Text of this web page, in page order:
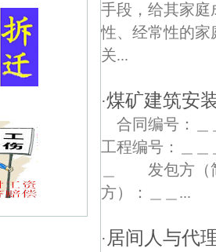
手段，给其家庭
性、经常性的家
关...
·煤矿建筑安
合同编号：
工程编号：＿
＿ 发包方（
方）：＿＿...
· 居间人与代